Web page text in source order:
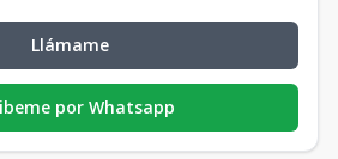
Llámame
por Whatsapp